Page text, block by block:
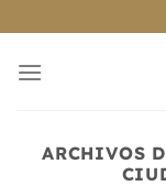
al
contenido
ARCHIVOS